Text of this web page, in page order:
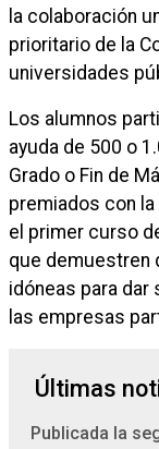
la colaboración
prioritario de la
universidades
Los alumnos
ayuda de 500 o
Grado o Fin de
premiados con
el primer curso
que demuestren
idóneas para
las empresas
Últimas
Publicada la